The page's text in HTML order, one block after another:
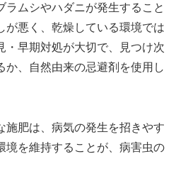
ラムシやハダニが発生すること
が悪く、乾燥している環境では
・早期対処が大切で、見つけ次
か、自然由来の忌避剤を使用し
施肥は、病気の発生を招きやす
境を維持することが、病害虫の